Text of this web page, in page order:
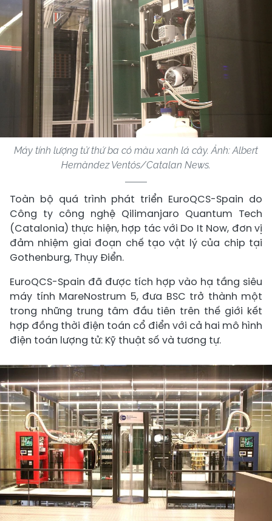
Máy tính lượng tử thứ ba có màu xanh lá cây. Ảnh: Albert
Hernàndez Ventós/Catalan News.
Toàn bộ quá trình phát triển EuroQCS-Spain do
Công ty công nghệ Qilimanjaro Quantum Tech
(Catalonia) thực hiện, hợp tác với Do It Now, đơn vị
đảm nhiệm giai đoạn chế tạo vật lý của chip tại
Gothenburg, Thụy Điển.
EuroQCS-Spain đã được tích hợp vào hạ tầng siêu
máy tính MareNostrum 5, đưa BSC trở thành một
trong những trung tâm đầu tiên trên thế giới kết
hợp đồng thời điện toán cổ điển với cả hai mô hình
điện toán lượng tử: Kỹ thuật số và tương tự.